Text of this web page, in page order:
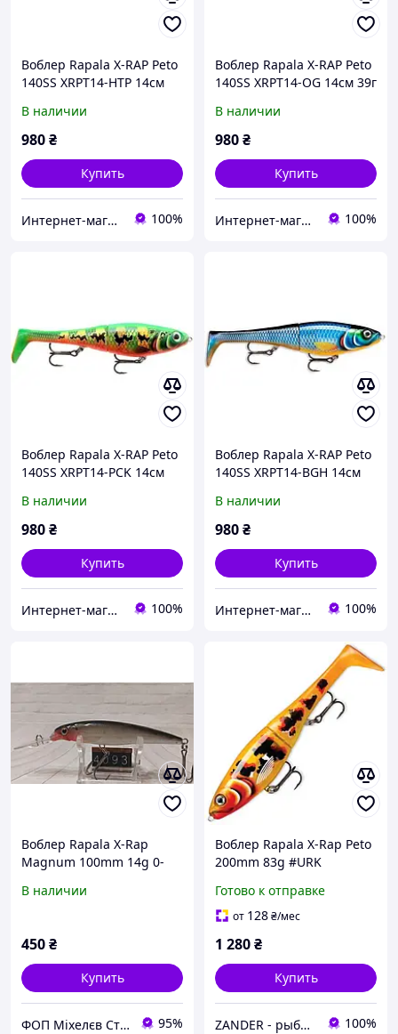
Воблер Rapala X-RAP Peto
140SS XRPT14-HTP 14см
В наличии
980₴
Купить
Интернет-магазин "Steel Fish" 100%
Воблер Rapala X-RAP Peto
140SS XRPT14-OG 14см 39г
В наличии
980₴
Купить
Интернет-магазин "Steel Fish" 100%
Воблер Rapala X-RAP Peto
140SS XRPT14-PCK 14см
В наличии
980₴
Купить
Интернет-магазин "Steel Fish" 100%
Воблер Rapala X-RAP Peto
140SS XRPT14-BGH 14см
В наличии
980₴
Купить
Интернет-магазин "Steel Fish" 100%
Воблер Rapala X-Rap
Magnum 100mm 14g 0-
В наличии
450₴
Купить
ФОП Міхелєв Станіслав Вікторович 95%
Воблер Rapala X-Rap Peto
200mm 83g #URK
Готово к отправке
от 128₴/мес
1 280₴
Купить
ZANDER - рыболовный интернет-магазин 100%